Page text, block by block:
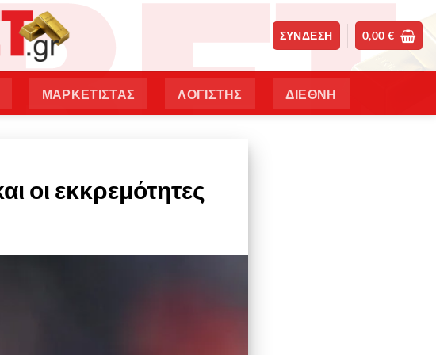
ΣΎΝΔΕΣΗ 0,00 €
ΜΑΡΚΕΤΙΣΤΑΣ ΛΟΓΙΣΤΗΣ ΔΙΕΘΝΗ
οι εκκρεμότητες